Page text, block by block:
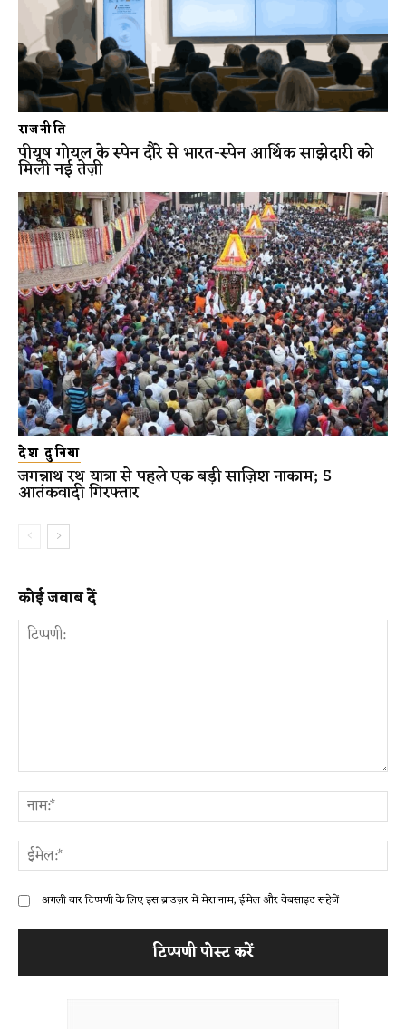
राजनीति
पीयूष गोयल के स्पेन दौरे से भारत-स्पेन आर्थिक साझेदारी को
मिली नई तेज़ी
देश दुनिया
जगन्नाथ रथ यात्रा से पहले एक बड़ी साज़िश नाकाम; 5
आतंकवादी गिरफ्तार
कोई जवाब दें
अगली बार टिप्पणी के लिए इस ब्राउज़र में मेरा नाम, ईमेल और वेबसाइट सहेजें